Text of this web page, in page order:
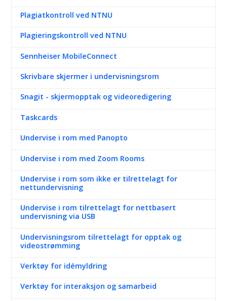
Plagiatkontroll ved NTNU
Plagieringskontroll ved NTNU
Sennheiser MobileConnect
Skrivbare skjermer i undervisningsrom
Snagit - skjermopptak og videoredigering
Taskcards
Undervise i rom med Panopto
Undervise i rom med Zoom Rooms
Undervise i rom som ikke er tilrettelagt for
nettundervisning
Undervise i rom tilrettelagt for nettbasert
undervisning via USB
Undervisningsrom tilrettelagt for opptak og
videostrømming
Verktøy for idémyldring
Verktøy for interaksjon og samarbeid